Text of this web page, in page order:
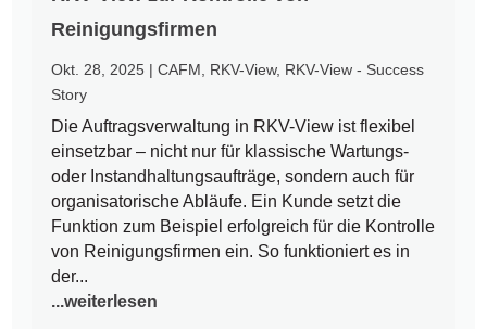
Reinigungsfirmen
Okt. 28, 2025 |CAFM RKV-View, RKV-View - Success
Story
Die Auftragsverwaltung in RKV-View ist flexibel
einsetzbar – nicht nur für klassische Wartungs-
oder Instandhaltungsaufträge, sondern auch für
organisatorische Abläufe. Ein Kunde setzt die
Funktion zum Beispiel erfolgreich für die Kontrolle
von Reinigungsfirmen ein. So funktioniert es in
der...
...weiterlesen